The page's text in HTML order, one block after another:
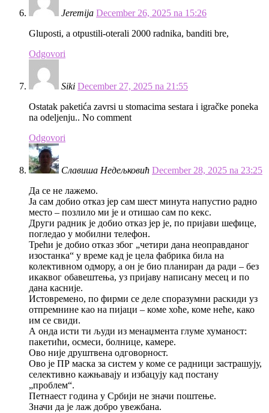
Jeremija December 26, 2025 na 15:26
Gluposti, a otpustili-oterali 2000 radnika, banditi bre,
Odgovori
Siki December 27, 2025 na 21:55
Ostatak paketića zavrsi u stomacima sestara i igračke poneka
na odeljenju.. No comment
Odgovori
Славиша Недељковић December 28, 2025 na 23:25
Да се не лажемо.
Ја сам добио отказ јер сам шест минута напустио радно
место – позлило ми је и отишао сам по кекс.
Други радник је добио отказ јер је, по пријави шефице,
погледао у мобилни телефон.
Трећи је добио отказ због „четири дана неоправданог
изостанка“ у време кад је цела фабрика била на
колективном одмору, а он је био планиран да ради – без
икаквог обавештења, уз пријаву написану месец и по
дана касније.
Истовремено, по фирми се деле споразумни раскиди уз
отпремнине као на пијаци – коме хоће, коме неће, како
им се свиди.
А онда исти ти људи из менаџмента глуме хуманост:
пакетићи, осмеси, болнице, камере.
Ово није друштвена одговорност.
Ово је ПР маска за систем у коме се радници застрашују,
селективно кажњавају и избацују кад постану
„проблем“.
Петнаест година у Србији не значи поштење.
Значи да је лаж добро увежбана.